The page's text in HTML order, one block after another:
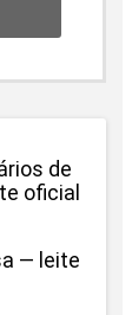
de
oficial
— leite